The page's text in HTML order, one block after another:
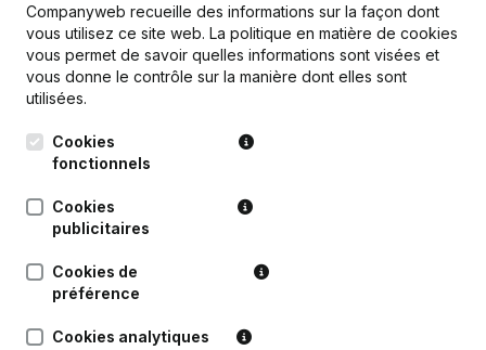
Capitaux propres €273 382 €199 735 € 124 128 €
Marge brute
Publications
Date Publication
Rubrique Constitution (Nouvelle
Companyweb recueille des informations sur la façon dont
vous utilisez ce site web. La politique en matière de cookies
vous permet de savoir quelles informations sont visées et
vous donne le contrôle sur la manière dont elles sont
utilisées.
Cookies
fonctionnels
Cookies
publicitaires
Cookies de
préférence
Cookies analytiques